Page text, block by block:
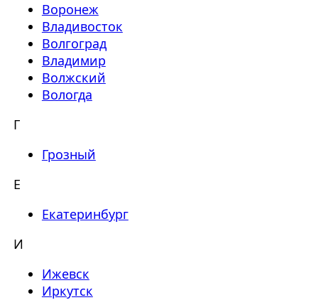
Воронеж
Владивосток
Волгоград
Владимир
Волжский
Вологда
Г
Грозный
Е
Екатеринбург
И
Ижевск
Иркутск